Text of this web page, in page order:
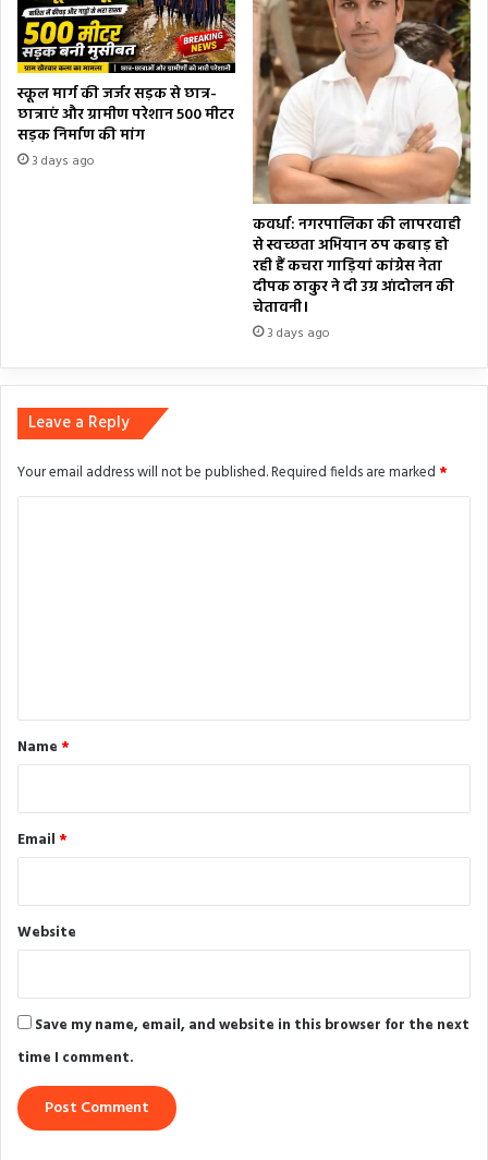
स्कूल मार्ग की जर्जर सड़क से छात्र-
छात्राएं और ग्रामीण परेशान 500 मीटर
सड़क निर्माण की मांग
3 days ago
कवर्धा: नगरपालिका की लापरवाही
से स्वच्छता अभियान ठप कबाड़ हो
रही हैं कचरा गाड़ियां कांग्रेस नेता
दीपक ठाकुर ने दी उग्र आंदोलन की
चेतावनी।
3 days ago
Leave a Reply
Your email address will not be published.Required fields are marked *
*
Name *
Email *
Website
Save my name, email, and website in this browser for the next
time I comment.